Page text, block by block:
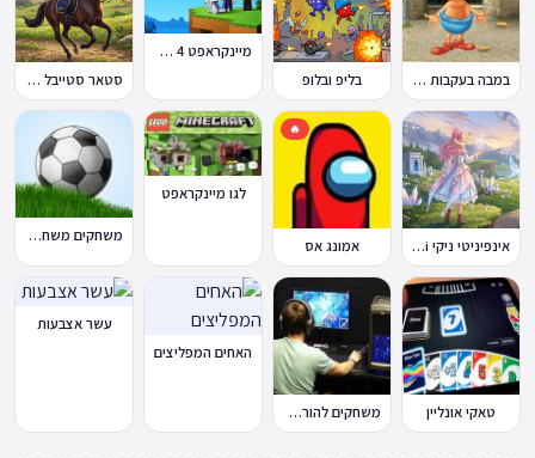
במבה בעקבות החטיף החטוף 2 בליפ ובלופ
מיינקראפט 4 קלון
סטאר סטייבל Star Stable Online
אינפיניטי ניקי Infinity Nikki
🔥
אמונג אס
לגו מיינקראפט
משחקים משחקי כדורגל במחשב וברשת
טאקי אונליין משחקים להורדה למחשב
האחים המפליצים
עשר אצבעות